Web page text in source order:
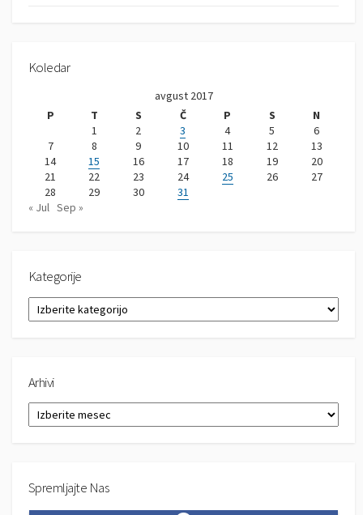
Koledar
avgust 2017
P
T S Č P S
N
1
2 3 4 5
6
7
8 9 10 11 12
13
14
15 16 17 18 19
20
21
22 23 24 25 26
27
28
29 30
31
« Jul Sep »
Kategorije
a
o
j
Arhivi
r
iSpremljajte Nas